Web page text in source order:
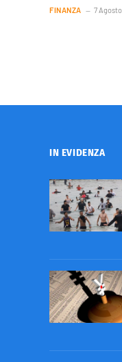
FINANZA 7
IN EVIDENZA